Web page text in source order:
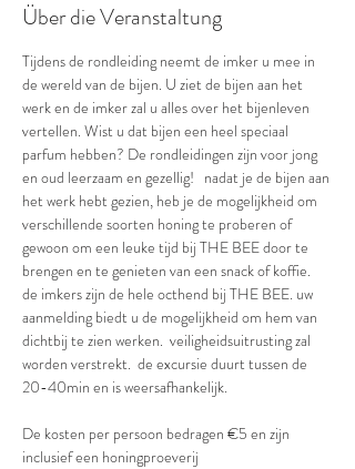
Über die Veranstaltung
Tijdens de rondleiding neemt de imker u mee in
de wereld van de bijen. U ziet de bijen aan het
werk en de imker zal u alles over het bijenleven
vertellen. Wist u dat bijen een heel speciaal
parfum hebben? De rondleidingen zijn voor jong
en oud leerzaam en gezellig!   nadat je de bijen aan
het werk hebt gezien, heb je de mogelijkheid om
verschillende soorten honing te proberen of
gewoon om een leuke tijd bij THE BEE door te
brengen en te genieten van een snack of koffie.
de imkers zijn de hele octhend bij THE BEE. uw
aanmelding biedt u de mogelijkheid om hem van
dichtbij te zien werken.  veiligheidsuitrusting zal
worden verstrekt.  de excursie duurt tussen de
20-40min en is weersafhankelijk.
De kosten per persoon bedragen €5 en zijn
inclusief een honingproeverij